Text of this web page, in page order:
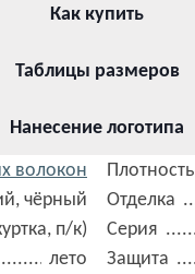
Как купить
Таблицы размеров
Нанесение логотипа
волокон
чёрный
п/к)
лето
Плотность
Отделка
Серия
Защита